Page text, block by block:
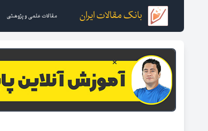
بانک مقالات ایران مقالات علمی و پژوهشی